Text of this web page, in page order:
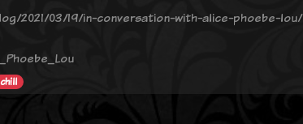
2021/03/19/in-conversation-with-alice-phoebe-lou/
chill